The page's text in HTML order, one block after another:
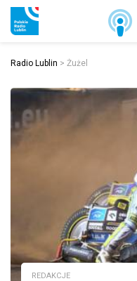
Radio Lublin > Żużel
REDAKCJE